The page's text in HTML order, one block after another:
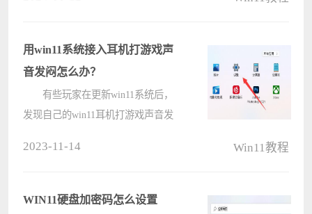
该程序进行修复，为了方便大伙操
作，今????
用win11系统接入耳机打游戏声
音发闷怎么办？
有些玩家在更新win11系统后，
发现自己的win11耳机打游戏声音发
win11耳机打游戏声音发闷解决
2023-11-14 Win11教程
WIN11硬盘加密码怎么设置